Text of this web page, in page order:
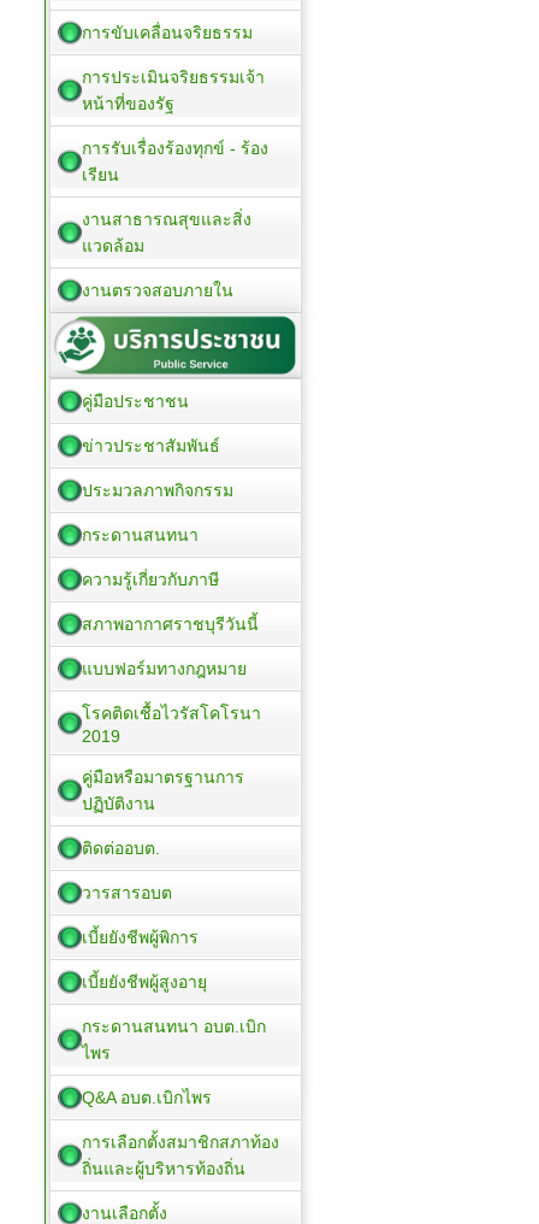
การขับเคลื่อนจริยธรรม
การประเมินจริยธรรมเจ้า
หน้าที่ของรัฐ
การรับเรื่องร้องทุกข์ - ร้อง
เรียน
งานสาธารณสุขและสิ่ง
แวดล้อม
งานตรวจสอบภายใน
คู่มือประชาชน
ข่าวประชาสัมพันธ์
ประมวลภาพกิจกรรม
กระดานสนทนา
ความรู้เกี่ยวกับภาษี
สภาพอากาศราชบุรีวันนี้
แบบฟอร์มทางกฎหมาย
โรคติดเชื้อไวรัสโคโรนา
2019
คู่มือหรือมาตรฐานการ
ปฏิบัติงาน
ติดต่ออบต.
วารสารอบต
เบี้ยยังชีพผู้พิการ
เบี้ยยังชีพผู้สูงอายุ
กระดานสนทนา อบต.เบิก
ไพร
Q&A อบต.เบิกไพร
การเลือกตั้งสมาชิกสภาท้อง
ถิ่นและผู้บริหารท้องถิ่น
งานเลือกตั้ง